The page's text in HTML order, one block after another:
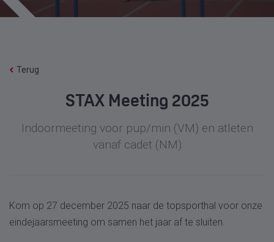
Terug
STAX Meeting 2025
Indoormeeting voor pup/min (VM) en atleten
vanaf cadet (NM)
Kom op 27 december 2025 naar de topsporthal voor onze
eindejaarsmeeting om samen het jaar af te sluiten.